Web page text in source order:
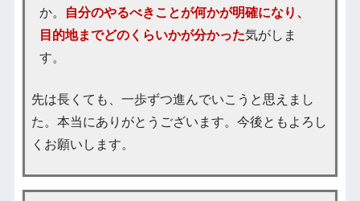
か。
自分のやるべきことが何かが明確になり、
目的地までどのくらいかが分かった気がしま
す。
先は長くても、一歩ずつ進んでいこうと思えまし
た。本当にありがとうございます。今後ともよろし
くお願いします。